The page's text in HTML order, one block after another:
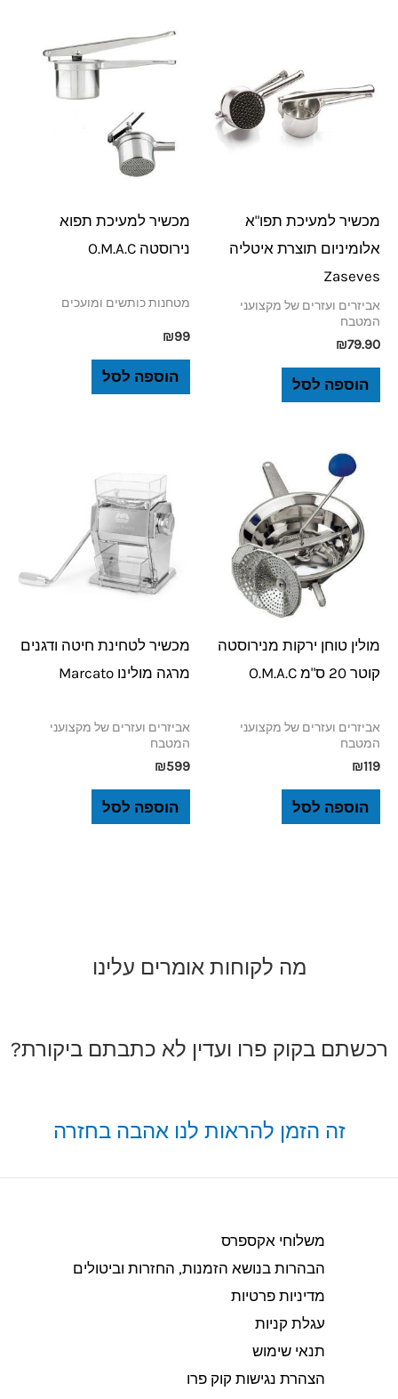
מכשיר למעיכת תפו"א
אלומיניום תוצרת איטליה
Zaseves
אביזרים ועזרים של מקצועני
המטבח
₪79.90
הוספה לסל
מכשיר למעיכת תפוא
נירוסטה O.M.A.C
מטחנות כותשים ומועכים
₪99
הוספה לסל
מולין טוחן ירקות מנירוסטה
קוטר 20 ס"מ O.M.A.C
אביזרים ועזרים של מקצועני
המטבח
₪119
הוספה לסל
מכשיר לטחינת חיטה ודגנים
מרגה מולינו Marcato
אביזרים ועזרים של מקצועני
המטבח
₪599
הוספה לסל
מה לקוחות אומרים עלינו
רכשתם בקוק פרו ועדין לא כתבתם ביקורת?
זה הזמן להראות לנו אהבה בחזרה
משלוחי אקספרס
הבהרות בנושא הזמנות, החזרות וביטולים​
מדיניות פרטיות
עגלת קניות
תנאי שימוש
הצהרת נגישות קוק פרו